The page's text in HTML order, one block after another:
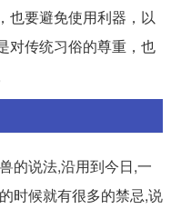
也要避免使用利器，以
对传统习俗的尊重，也
的说法,沿用到今日,一
时候就有很多的禁忌,说